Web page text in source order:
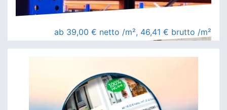
ab 39,00 € netto /m², 46,41 € brutto /m²